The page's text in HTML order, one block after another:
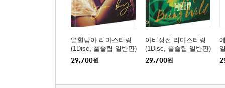
열혈남아 리마스터링
(1Disc, 풀슬립 일반판)
: 블루레이
29,700원
아비정전 리마스터링
(1Disc, 풀슬립 일반판)
: 블루레이
29,700원